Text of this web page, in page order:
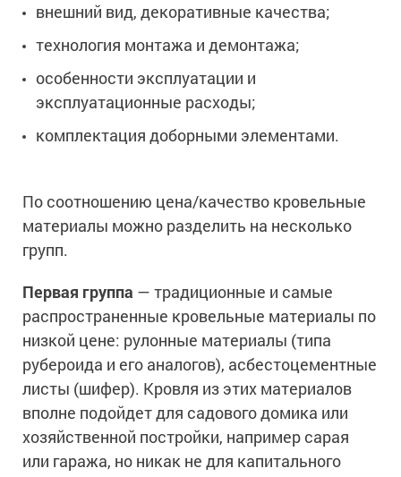
внешний вид, декоративные качества;
технология монтажа и демонтажа;
особенности эксплуатации и
эксплуатационные расходы;
комплектация доборными элементами.
По соотношению цена/качество кровельные
материалы можно разделить на несколько
групп.
Первая группа — традиционные и самые
распространенные кровельные материалы по
низкой цене: рулонные материалы (типа
рубероида и его аналогов), асбестоцементные
листы (шифер). Кровля из этих материалов
вполне подойдет для садового домика или
хозяйственной постройки, например сарая
или гаража, но никак не для капитального